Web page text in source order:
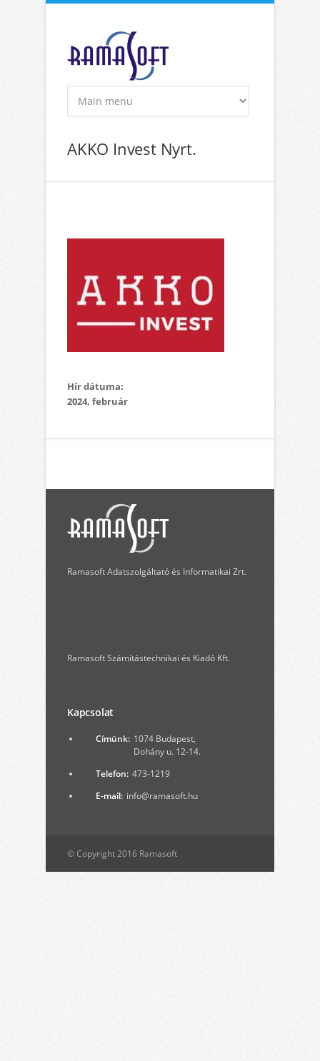
Ugrás a tartalomra
AKKO Invest Nyrt.
Hír dátuma:
2024, február
Ramasoft Adatszolgáltató és Informatikai Zrt.
Ramasoft Számítástechnikai és Kiadó Kft.
Kapcsolat
Címünk: 1074 Budapest,
Dohány u. 12-14.
Telefon: 473-1219
E-mail: info@ramasoft.hu
© Copyright 2016 Ramasoft